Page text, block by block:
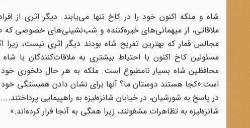
شاه و ملکه اکنون خود را در کاخ تنها می‌یابند. دیگر اثری از
ملاقاتی، از میهمانی‌های خیره‌کننده و شب‌نشینی‌های خصوصی
مجالس قمار که بهترین تفریح شاه بودند دیگر اثری نیست،
مسئولین کاخ اکنون با احتیاط بیشتری به ملاقات‌کنندگان با
محافظین شاه بسیار نامطبوع است. ملکه به هر حال دلخوری خود
در پاسخ به شورشیان، در خیابان شانزه‌لیزه به راهپیمایی
شانزه‌لیزه به تظاهرات مشغولند، زیرا همگی به آنجا فرار کرده‌اند.»